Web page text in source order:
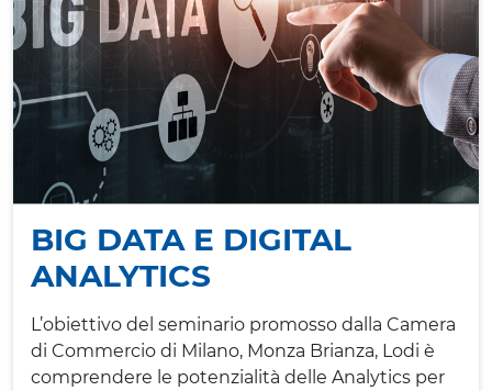
BIG DATA E DIGITAL
ANALYTICS
L’obiettivo del seminario promosso dalla Camera
di Commercio di Milano, Monza Brianza, Lodi è
comprendere le potenzialità delle Analytics per